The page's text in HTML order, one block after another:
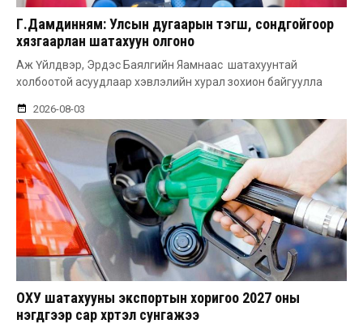
Г.Дамдинням: Улсын дугаарын тэгш, сондгойгоор
хязгаарлан шатахуун олгоно
Аж Үйлдвэр, Эрдэс Баялгийн Яамнаас шатахуунтай
холбоотой асуудлаар хэвлэлийн хурал зохион байгуулла
2026-08-03
ОХУ шатахууны экспортын хоригоо 2027 оны
нэгдүгээр сар хүртэл сунгажээ